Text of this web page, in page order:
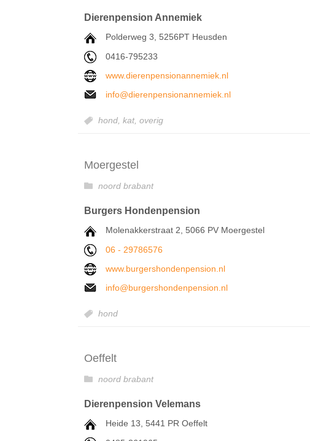
Dierenpension Annemiek
Polderweg 3, 5256PT Heusden
0416-795233
www.dierenpensionannemiek.nl
info@dierenpensionannemiek.nl
hond, kat, overig
Moergestel
noord brabant
Burgers Hondenpension
Molenakkerstraat 2, 5066 PV Moergestel
06 - 29786576
www.burgershondenpension.nl
info@burgershondenpension.nl
hond
Oeffelt
noord brabant
Dierenpension Velemans
Heide 13, 5441 PR Oeffelt